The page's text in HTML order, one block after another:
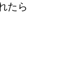
たら